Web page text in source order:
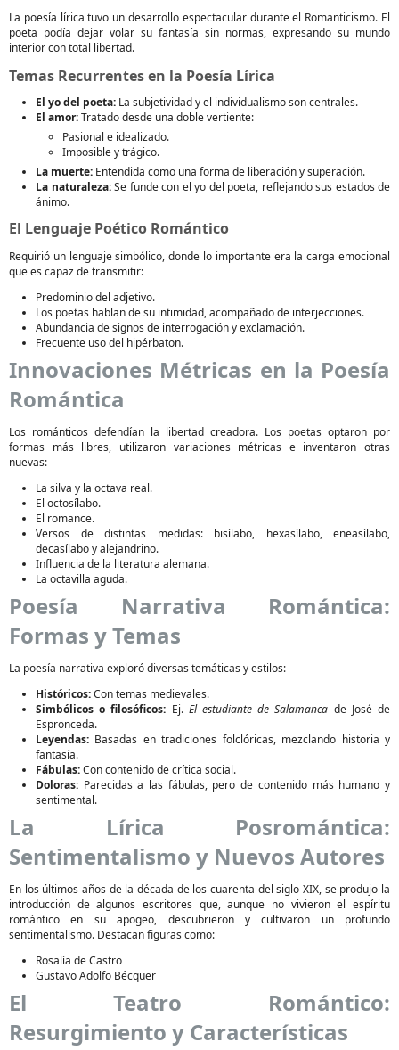
La poesía lírica tuvo un desarrollo espectacular durante el Romanticismo. El
poeta podía dejar volar su fantasía sin normas, expresando su mundo
interior con total libertad.
Temas Recurrentes en la Poesía Lírica
El yo del poeta: La subjetividad y el individualismo son centrales.
El amor:Tratado desde una doble vertiente:
Pasional e idealizado.
Imposible y trágico.
La muerte: Entendida como una forma de liberación y superación.
La naturaleza:Se funde con el yo del poeta, reflejando sus estados de
ánimo.
El Lenguaje Poético Romántico
Requirió un lenguaje simbólico, donde lo importante era la carga emocional
que es capaz de transmitir:
Predominio del adjetivo.
Los poetas hablan de su intimidad, acompañado de interjecciones.
Abundancia de signos de interrogación y exclamación.
Frecuente uso del hipérbaton.
Innovaciones Métricas en la Poesía
Romántica
Los románticos defendían la libertad creadora. Los poetas optaron por
formas más libres, utilizaron variaciones métricas e inventaron otras
nuevas:
La silva y la octava real.
El octosílabo.
El romance.
Versos de distintas medidas: bisílabo, hexasílabo, eneasílabo,
decasílabo y alejandrino.
Influencia de la literatura alemana.
La octavilla aguda.
Poesía Narrativa Romántica:
Formas y Temas
La poesía narrativa exploró diversas temáticas y estilos:
Históricos:Con temas medievales.
Simbólicos o filosóficos: Ej. El estudiante de Salamanca de José de
Espronceda.
Leyendas: Basadas en tradiciones folclóricas, mezclando historia y
fantasía.
Fábulas:Con contenido de crítica social.
Doloras: Parecidas a las fábulas, pero de contenido más humano y
sentimental.
La Lírica Posromántica:
Sentimentalismo y Nuevos Autores
En los últimos años de la década de los cuarenta del siglo XIX, se produjo la
introducción de algunos escritores que, aunque no vivieron el espíritu
romántico en su apogeo, descubrieron y cultivaron un profundo
sentimentalismo. Destacan figuras como:
Rosalía de Castro
Gustavo Adolfo Bécquer
El Teatro Romántico:
Resurgimiento y Características